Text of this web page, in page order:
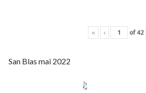
« ‹ of42
San Blas mai 2022